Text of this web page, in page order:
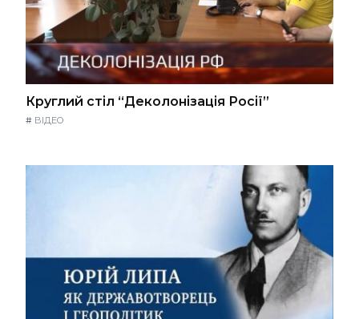
Круглий стіл “Деколонізація Росії”
# ВІДЕО